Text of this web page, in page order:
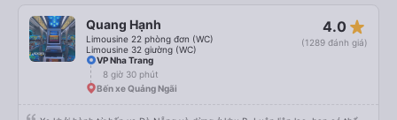
Quang Hạnh
Limousine 22 phòng đơn (WC)
Limousine 32 giường (WC)
4.0 star_rate
(1289 đánh giá)
VP Nha Trang
8 giờ 30 phút
Bến xe Quảng Ngãi